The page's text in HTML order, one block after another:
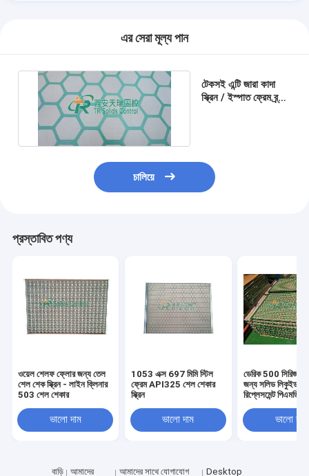
এর সেরা মূল্য পান
টেকসই এন্টি জারা কাদা
স্ক্রিন / ইস্পাত ফ্রেম ব্র্যান্ড
চালিয়ে
প্রস্তাবিত পণ্য
ওয়েল শেলফ ফ্লোর জন্য তেল
শেল শেক স্ক্রিন - লাইন ক্লিনার
503 শেল শেকার
ভালো দাম
1053 এক্স 697 মিমি স্টিল
ফ্রেম API325 শেল শেকার
স্ক্রিন
ভালো দাম
ডেরিক 500 সিরিজ
জন্য সলিড লিকুইড
রিপ্লেসমেন্ট পিএমডি
ভালো দাম
বাড়ি আমাদের আমাদের সাথে যোগাযোগ Desktop